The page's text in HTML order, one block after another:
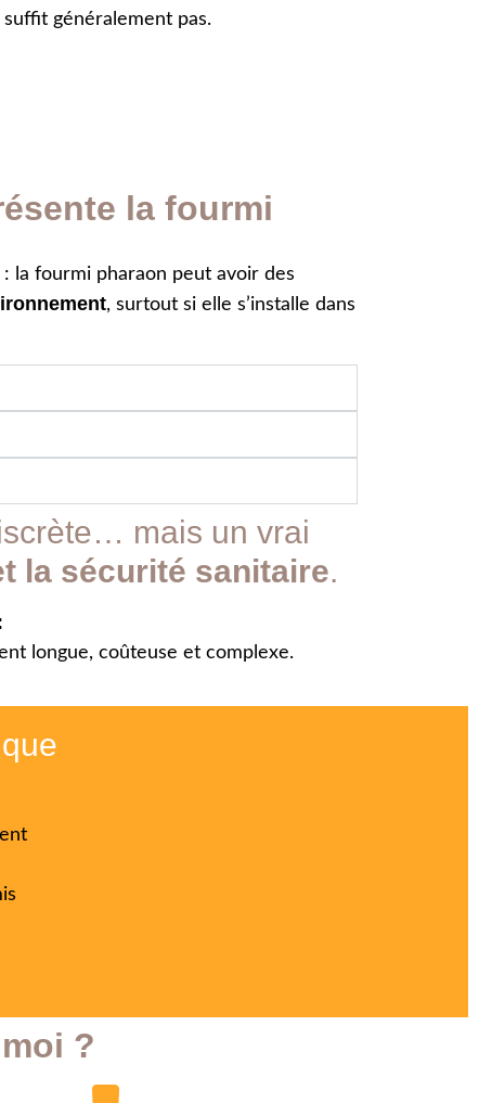
suffit généralement pas.
la fourmi
la fourmi pharaon peut avoir des
, surtout si elle s’installe dans
mais un vrai
la sécurité sanitaire.
longue, coûteuse et complexe.
?